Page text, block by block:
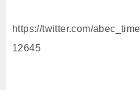
https://twitter.com/
12645